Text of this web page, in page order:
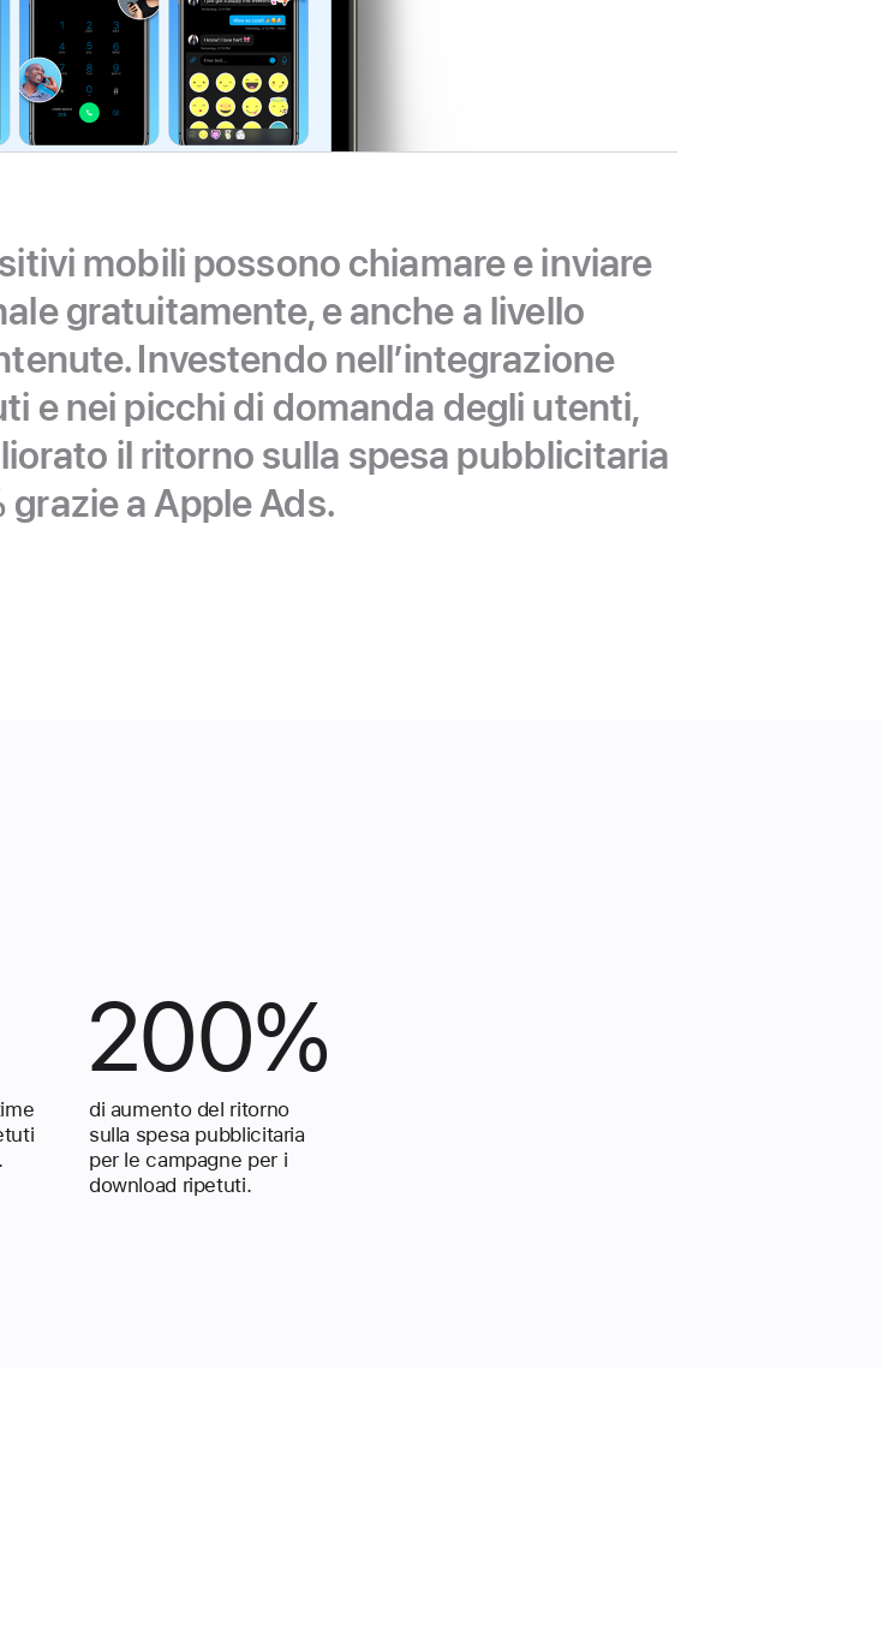
mobili possono chiamare e inviare
gratuitamente, e anche a livello
Investendo nell’integrazione
e nei picchi di domanda degli utenti,
il ritorno sulla spesa pubblicitaria
a Apple Ads.
200%
di aumento del ritorno
sulla spesa pubblicitaria
per le campagne per i
download ripetuti.